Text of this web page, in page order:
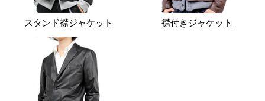
スタンド襟ジャケット 襟付きジャケット